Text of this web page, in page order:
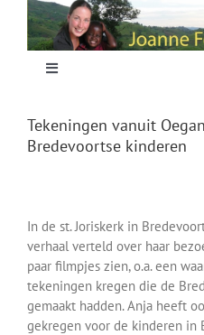
content
Toggle
Projecten
Nieuws
Tekeningen vanuit
Bredevoortse kinderen
In de st. Joriskerk in
verhaal verteld over haar
paar filmpjes zien, o.a. een
tekeningen kregen die de
gemaakt hadden. Anja heeft
gekregen voor de kinderen in